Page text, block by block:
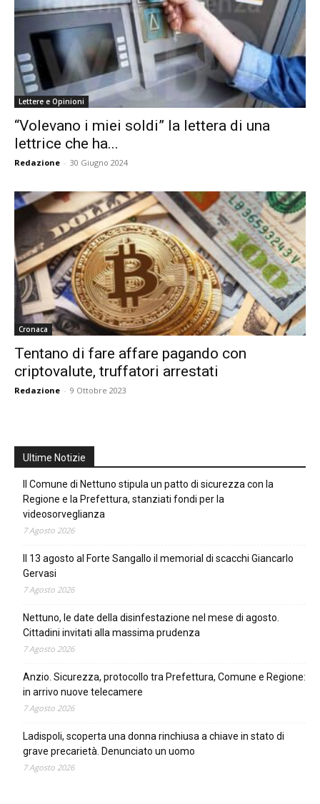
Lettere e Opinioni
“Volevano i miei soldi” la lettera di una
lettrice che ha...
Redazione - 30 Giugno 2024
Cronaca
Tentano di fare affare pagando con
criptovalute, truffatori arrestati
Redazione - 9 Ottobre 2023
Ultime Notizie
Il Comune di Nettuno stipula un patto di sicurezza con la
Regione e la Prefettura, stanziati fondi per la
videosorveglianza
7 Agosto 2026
Il 13 agosto al Forte Sangallo il memorial di scacchi Giancarlo
Gervasi
7 Agosto 2026
Nettuno, le date della disinfestazione nel mese di agosto.
Cittadini invitati alla massima prudenza
7 Agosto 2026
Anzio. Sicurezza, protocollo tra Prefettura, Comune e Regione:
in arrivo nuove telecamere
7 Agosto 2026
Ladispoli, scoperta una donna rinchiusa a chiave in stato di
grave precarietà. Denunciato un uomo
7 Agosto 2026